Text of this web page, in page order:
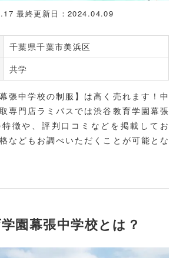
最終更新日：2024.04.09
千葉県千葉市美浜区
共学
張中学校の制服】は高く売れます！中
専門店ラミパスでは渋谷教育学園幕張
徴や、評判口コミなどを掲載してお
などもお調べいただくことが可能とな
園幕張中学校とは？